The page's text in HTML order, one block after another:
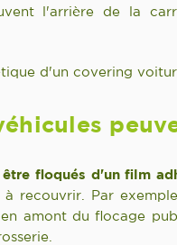
l'arrière de la
d'un covering
floqués d'un film
recouvrir. Par
amont du flocage